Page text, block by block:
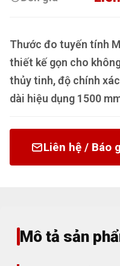
Thước đo tuyến tính
thiết kế gọn cho
thủy tinh, độ chính
dài hiệu dụng 1500
Liên hệ / Báo
Mô tả sản